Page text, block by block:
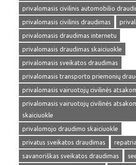
privalomasis civilinis automobilio
privalomasis civilinis draudimas
privalomasis draudimas internetu
privalomasis draudimas skaiciuokle
privalomasis sveikatos draudimas
privalomasis transporto priemonių
privalomasis vairuotojų civilinės
privalomasis vairuotojų civilinės
skaiciuokle
privalomojo draudimo skaiciuokle
privatus sveikatos draudimas
savanoriškas sveikatos draudimas